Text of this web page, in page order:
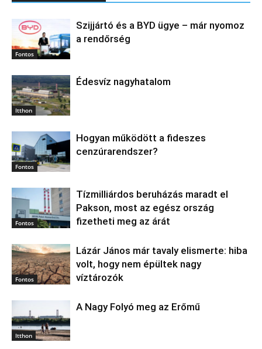
Fontos
Szijjártó és a BYD ügye – már nyomoz
a rendőrség
Itthon
Édesvíz nagyhatalom
Fontos
Hogyan működött a fideszes
cenzúrarendszer?
Fontos
Tízmilliárdos beruházás maradt el
Pakson, most az egész ország
fizetheti meg az árát
Fontos
Lázár János már tavaly elismerte: hiba
volt, hogy nem épültek nagy
víztározók
Itthon
A Nagy Folyó meg az Erőmű